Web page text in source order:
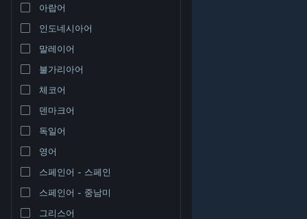
PC 웹사이트 보기
아랍어
인도네시아어
말레이어
불가리아어
체코어
덴마크어
독일어
영어
스페인어 - 스페인
스페인어 - 중남미
그리스어